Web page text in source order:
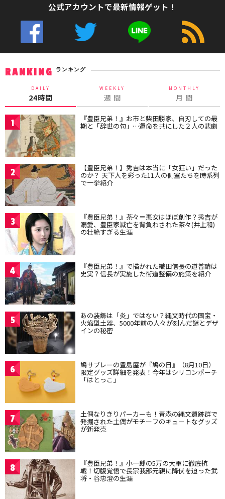
公式アカウントで最新情報ゲット！
RANKING ランキング
DAILY
24時間
WEEKLY
週 間
MONTHLY
月 間
1 『豊臣兄弟！』お市と柴田勝家、自刃しての最
期と「辞世の句」…運命を共にした２人の悲劇
2 【豊臣兄弟！】秀吉は本当に「女狂い」だった
のか？ 天下人を彩った11人の側室たちを時系列
で一挙紹介
3 『豊臣兄弟！』茶々＝悪女はほぼ創作？秀吉が
溺愛、豊臣家滅亡を背負わされた茶々(井上和)
の壮絶すぎる生涯
4 『豊臣兄弟！』で描かれた織田信長の道普請は
史実？信長が実施した街道整備の施策を紹介
5 あの装飾は「炎」ではない？縄文時代の国宝・
火焔型土器、5000年前の人々が刻んだ謎とデザ
インの秘密
6 鳩サブレーの豊島屋が『鳩の日』（8月10日）
限定グッズ詳細を発表！今年はシリコンポーチ
「はとっこ」
7 土偶なりきりパーカーも！青森の縄文遺跡群で
発掘された土偶がモチーフのキュートなグッズ
が新発売
8 『豊臣兄弟！』小一郎の5万の大軍に徹底抗
戦！切腹覚悟で長宗我部元親に降伏を迫った武
将・谷忠澄の生涯